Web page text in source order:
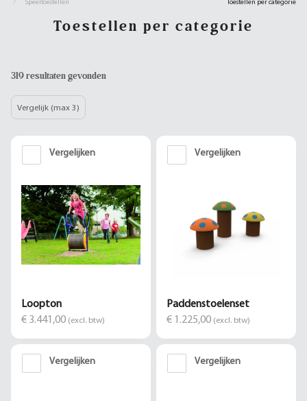
Speeltoestellen Toestellen per categorie
Toestellen per categorie
319 resultaten gevonden
Vergelijk (max 3)
Vergelijken
Loopton
€ 3.441,00 (excl. btw)
Vergelijken
Paddenstoelenset
€ 1.225,00 (excl. btw)
Vergelijken Vergelijken